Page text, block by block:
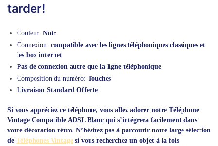
tarder!
Couleur: Noir
Connexion: compatible avec les lignes téléphoniques classiques et
les box internet
Pas de connexion autre que la ligne téléphonique
Composition du numéro: Touches
Livraison Standard Offerte
Si vous appréciez ce téléphone, vous allez adorer notre Téléphone
Vintage Compatible ADSL Blanc qui s’intégrera facilement dans
votre décoration rétro. N’hésitez pas à parcourir notre large sélection
de Téléphones Vintage si vous recherchez un objet à la fois